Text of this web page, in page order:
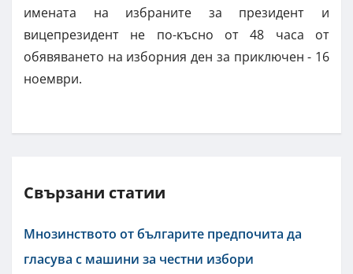
имената на избраните за президент и
вицепрезидент не по-късно от 48 часа от
обявяването на изборния ден за приключен - 16
ноември.
Свързани статии
Мнозинството от българите предпочита да
гласува с машини за честни избори